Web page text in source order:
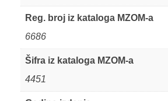
Reg. broj iz kataloga MZOM-a
6686
Šifra iz kataloga MZOM-a
4451